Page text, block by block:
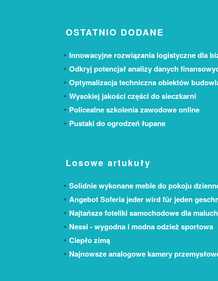
OSTATNIO DODANE
Innowacyjne rozwiązania logistyczne dla
Odkryj potencjał analizy danych
Optymalizacja techniczna obiektów
Wysokiej jakości części do sieczkarni
Policealne szkolenia zawodowe online
Pustaki do ogrodzeń łupane
Losowe artukuły
Solidnie wykonane meble do pokoju
Angebot Soferia jeder wird für jeden
Najtańsze foteliki samochodowe dla
Nessi - wygodna i modna odzież sportowa
Ciepło zimą
Najnowsze analogowe kamery